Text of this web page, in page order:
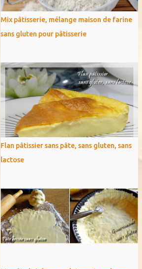
Mix pâtisserie, mélange maison de farine
sans gluten pour pâtisserie
Flan pâtissier sans pâte, sans gluten, sans
lactose